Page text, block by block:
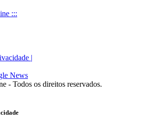
:::
|
- Todos os direitos reservados.